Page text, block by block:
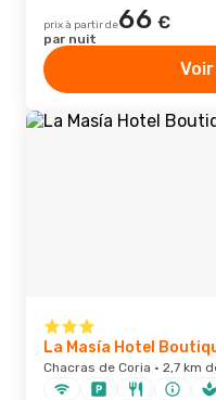
prix à partir de66 €
par nuit
La Masía Hotel
Chacras de Coria · 2,7 km